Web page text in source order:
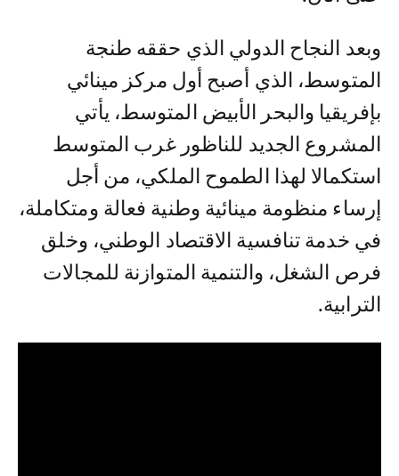
وبعد النجاح الدولي الذي حققه طنجة
المتوسط، الذي أصبح أول مركز مينائي
بإفريقيا والبحر الأبيض المتوسط، يأتي
المشروع الجديد للناظور غرب المتوسط
استكمالا لهذا الطموح الملكي، من أجل
إرساء منظومة مينائية وطنية فعالة ومتكاملة،
في خدمة تنافسية الاقتصاد الوطني، وخلق
فرص الشغل، والتنمية المتوازنة للمجالات
الترابية.